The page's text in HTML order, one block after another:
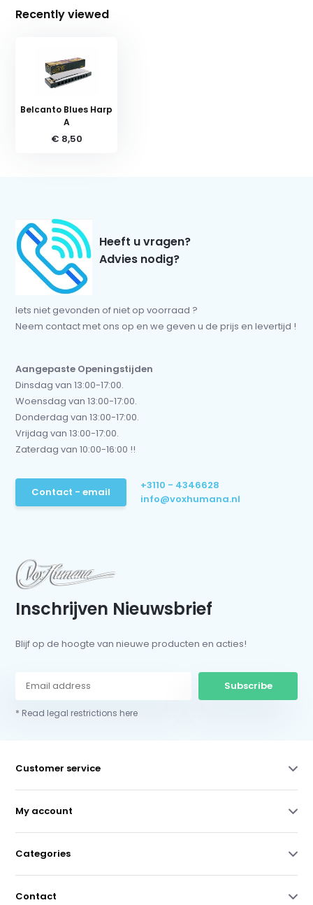
Recently viewed
Belcanto Blues Harp
A
€ 8,50
Heeft u vragen?
Advies nodig?
Iets niet gevonden of niet op voorraad ?
Neem contact met ons op en we geven u de prijs en levertijd !
Aangepaste Openingstijden
Dinsdag van 13:00-17:00.
Woensdag van 13:00-17:00.
Donderdag van 13:00-17:00.
Vrijdag van 13:00-17:00.
Zaterdag van 10:00-16:00 !!
Contact - email
+3110 - 4346628
info@voxhumana.nl
Inschrijven Nieuwsbrief
Blijf op de hoogte van nieuwe producten en acties!
Subscribe
* Read legal restrictions here
Customer service
My account
Categories
Contact